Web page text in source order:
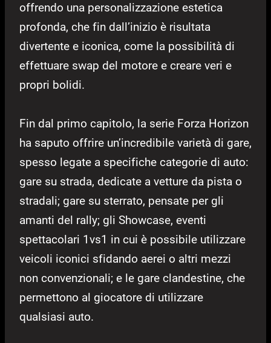
offrendo una personalizzazione estetica
profonda, che fin dall’inizio è risultata
divertente e iconica, come la possibilità di
effettuare swap del motore e creare veri e
propri bolidi.
Fin dal primo capitolo, la serie Forza Horizon
ha saputo offrire un’incredibile varietà di gare,
spesso legate a specifiche categorie di auto:
gare su strada, dedicate a vetture da pista o
stradali; gare su sterrato, pensate per gli
amanti del rally; gli Showcase, eventi
spettacolari 1vs1 in cui è possibile utilizzare
veicoli iconici sfidando aerei o altri mezzi
non convenzionali; e le gare clandestine, che
permettono al giocatore di utilizzare
qualsiasi auto.